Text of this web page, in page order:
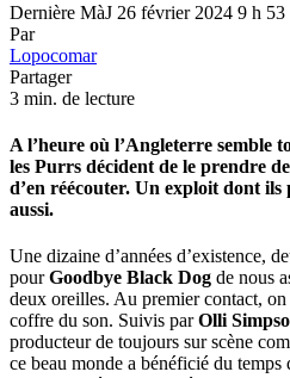
Dernière MàJ 26 février 2024 9 h 53
Par
Lopocomar
Partager
3 min. de lecture
A l’heure où l’Angleterre semble
les Purrs décident de le prendre
d’en réécouter. Un exploit dont ils
aussi.
Une dizaine d’années d’existence,
pourGoodbye Black Dog de nous
deux oreilles. Au premier contact,
coffre du son. Suivis parOlli
producteur de toujours sur scène
ce beau monde a bénéficié du temps